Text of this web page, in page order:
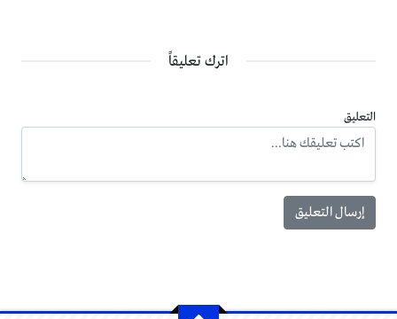
اترك تعليقاً
التعليق